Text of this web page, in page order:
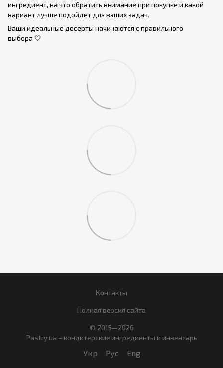
ингредиент, на что обратить внимание при покупке и какой
вариант лучше подойдет для ваших задач.
Ваши идеальные десерты начинаются с правильного
выбора 🤍
Контакты
Полная версия сайта
© 2015—2026
Pastry.ua – кондитерские ингредиенты и инвентарь
Укр Рус Eng